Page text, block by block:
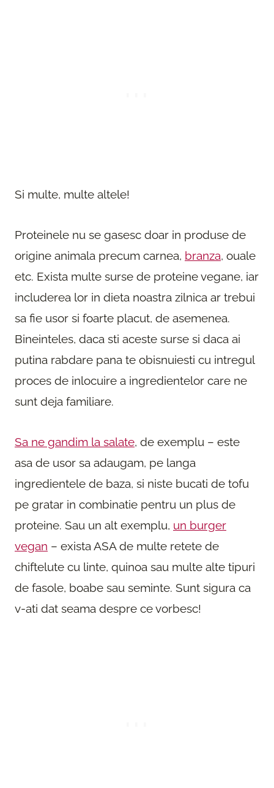
Si multe, multe altele!
Proteinele nu se gasesc doar in produse de
origine animala precum carnea, branza, ouale
etc. Exista multe surse de proteine vegane, iar
includerea lor in dieta noastra zilnica ar trebui
sa fie usor si foarte placut, de asemenea.
Bineinteles, daca sti aceste surse si daca ai
putina rabdare pana te obisnuiesti cu intregul
proces de inlocuire a ingredientelor care ne
sunt deja familiare.
Sa ne gandim la salate, de exemplu – este
asa de usor sa adaugam, pe langa
ingredientele de baza, si niste bucati de tofu
pe gratar in combinatie pentru un plus de
proteine. Sau un alt exemplu, un burger
vegan – exista ASA de multe retete de
chiftelute cu linte, quinoa sau multe alte tipuri
de fasole, boabe sau seminte. Sunt sigura ca
v-ati dat seama despre ce vorbesc!